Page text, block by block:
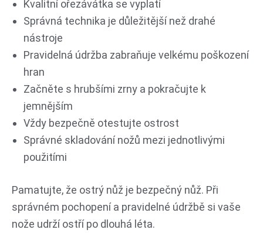
Kvalitní ořezávátka se vyplatí
Správná technika je důležitější než drahé
nástroje
Pravidelná údržba zabraňuje velkému poškození
hran
Začněte s hrubšími zrny a pokračujte k
jemnějším
Vždy bezpečně otestujte ostrost
Správné skladování nožů mezi jednotlivými
použitími
Pamatujte, že ostrý nůž je bezpečný nůž. Při
správném pochopení a pravidelné údržbě si vaše
nože udrží ostří po dlouhá léta.